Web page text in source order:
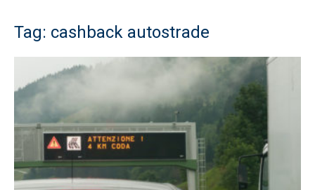
Tag: cashback autostrade